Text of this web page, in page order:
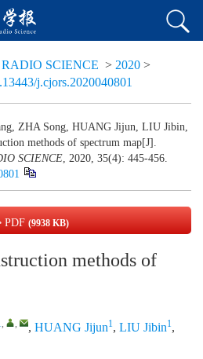
SCIENCE > 2020 >
j.cjors.2020040801
ZHA Song, HUANG Jijun, LIU Jibin,
methods of spectrum map[J].
SCIENCE, 2020, 35(4): 445-456.
PDF (9938 KB)
methods of
, , , HUANG Jijun1, LIU Jibin1,